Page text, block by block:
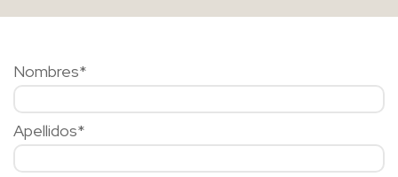
Nombres*
Apellidos*